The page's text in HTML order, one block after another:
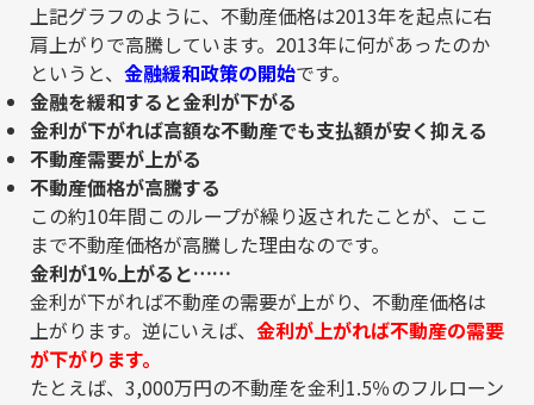
上記グラフのように、不動産価格は2013年を起点に右
肩上がりで高騰しています。2013年に何があったのか
というと、 金融緩和政策の開始です。
金融を緩和すると金利が下がる
金利が下がれば高額な不動産でも支払額が安く抑える
不動産需要が上がる
不動産価格が高騰する
この約10年間このループが繰り返されたことが、ここ
まで不動産価格が高騰した理由なのです。
金利が1%上がると……
金利が下がれば不動産の需要が上がり、不動産価格は
上がります。逆にいえば、 金利が上がれば不動産の需要
が下がります。
たとえば、3,000万円の不動産を金利1.5％のフルローン